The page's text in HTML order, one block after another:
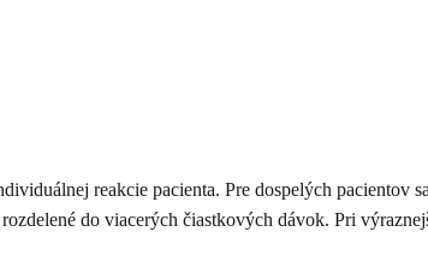
reakcie pacienta. Pre dospelých pacientov
do viacerých čiastkových dávok. Pri